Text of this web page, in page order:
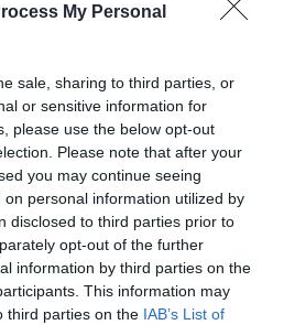
My Personal
sale, sharing to third parties, or
or sensitive information for
please use the below opt-out
Please note that after your
you may continue seeing
personal information utilized by
disclosed to third parties prior to
opt-out of the further
information by third parties on the
This information may
third parties on the IAB’s List of